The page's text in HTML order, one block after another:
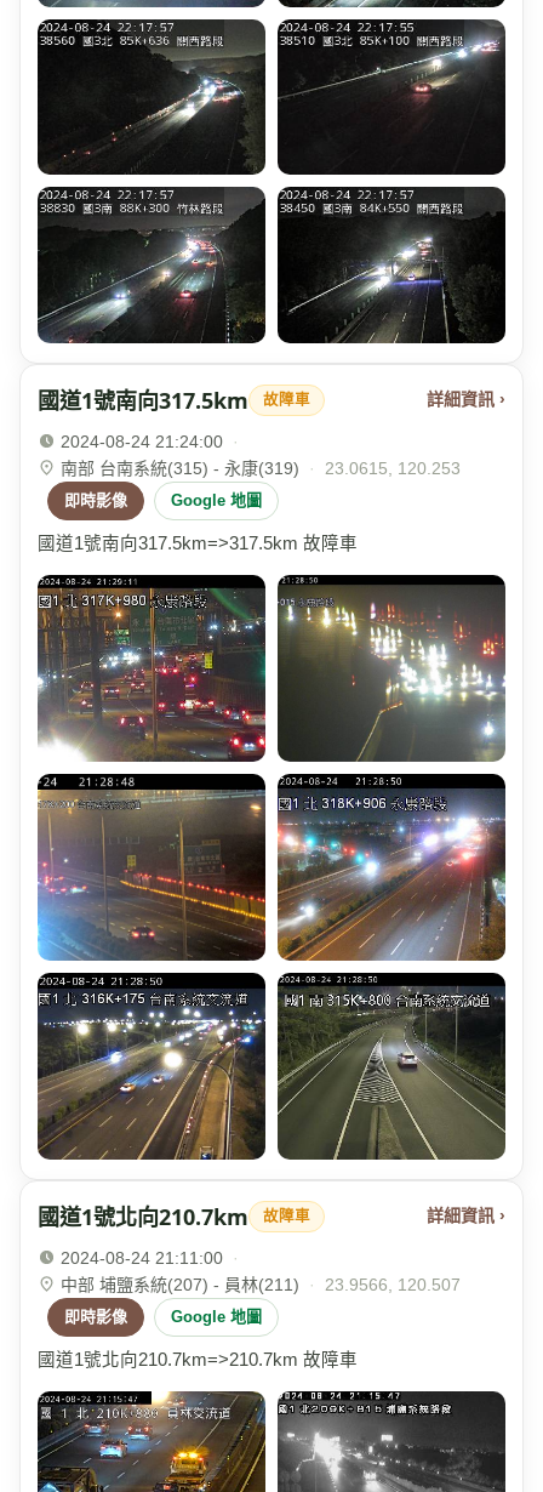
國道1號南向317.5km 故障車 詳細資訊 ›
2024-08-24 21:24:00
·
南部 台南系統(315) - 永康(319)
· 23.0615, 120.253
即時影像 Google 地圖
國道1號南向317.5km=>317.5km 故障車
國道1號北向210.7km 故障車 詳細資訊 ›
2024-08-24 21:11:00
·
中部 埔鹽系統(207) - 員林(211)
· 23.9566, 120.507
即時影像 Google 地圖
國道1號北向210.7km=>210.7km 故障車